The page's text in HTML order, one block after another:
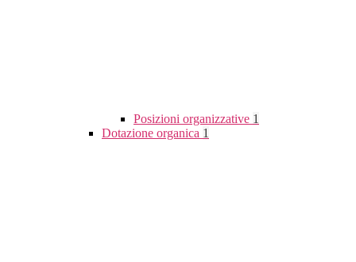
Posizioni organizzative 1
Dotazione organica 1